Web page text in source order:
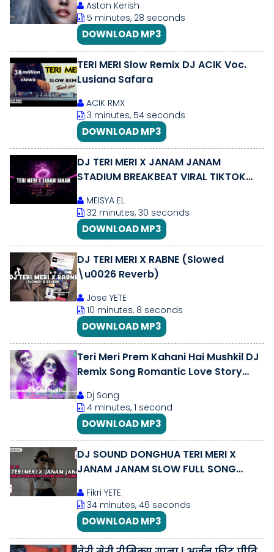
Aston Kerish
5 minutes, 28 seconds
DOWNLOAD MP3
TERI MERI Slow Remix DJ ACIK Voc.
Lusiana Safara
ACIK RMX
3 minutes, 54 seconds
DOWNLOAD MP3
DJ TERI MERI X JANAM JANAM
STADIUM BREAKBEAT VIRAL TIKTOK
MEISYA EL
32 minutes, 30 seconds
DOWNLOAD MP3
DJ TERI MERI X RABNE (Slowed
\u0026 Reverb)
Jose YETE
10 minutes, 8 seconds
DOWNLOAD MP3
Teri Meri Prem Kahani Hai Mushkil DJ
Remix Song Romantic Love Story
Dj Song
4 minutes, 1 second
DOWNLOAD MP3
DJ SOUND DONGHUA TERI MERI X
JANAM JANAM SLOW FULL SONG
Fikri YETE
34 minutes, 46 seconds
DOWNLOAD MP3